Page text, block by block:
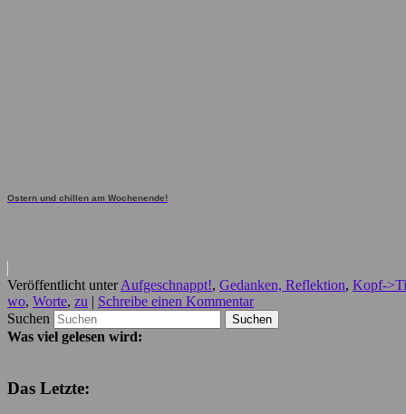
Ostern und chillen am Wochenende!
Veröffentlicht unter Aufgeschnappt!, Gedanken, Reflektion, Kopf-
wo, Worte, zu | Schreibe einen Kommentar
Suchen
Was viel gelesen wird:
Das Letzte: